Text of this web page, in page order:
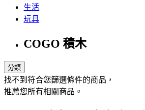
生活
玩具
COGO 積木
分類
找不到符合您篩選條件的商品，
推薦您所有相關商品。